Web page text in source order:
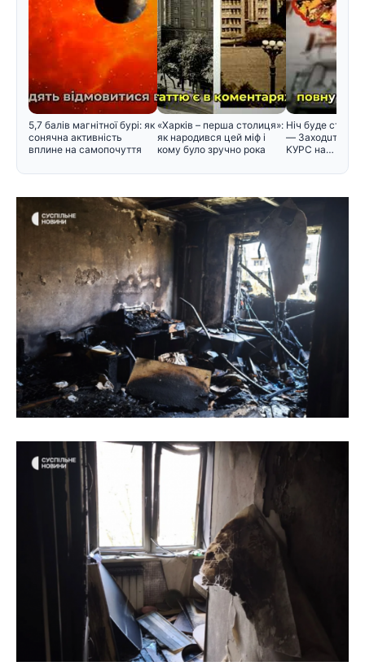
5,7 балів магнітної бурі: як
сонячна активність
вплине на самопочуття
«Харків – перша столиця»:
як народився цей міф і
кому було зручно рока
Hiч бyдe
— Зaxoдuть
KУPC нa…